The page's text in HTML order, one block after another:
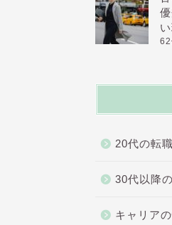
62
20代の転職
30代以降
キャリア